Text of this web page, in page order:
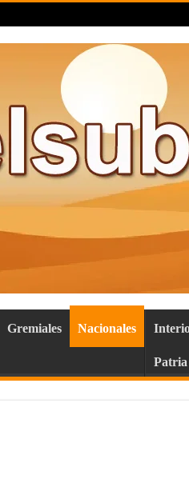
Gremiales Nacionales